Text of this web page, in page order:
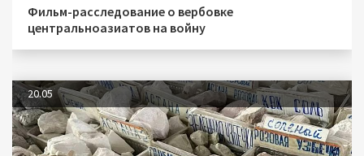
Фильм-расследование о вербовке
центральноазиатов на войну
20.05